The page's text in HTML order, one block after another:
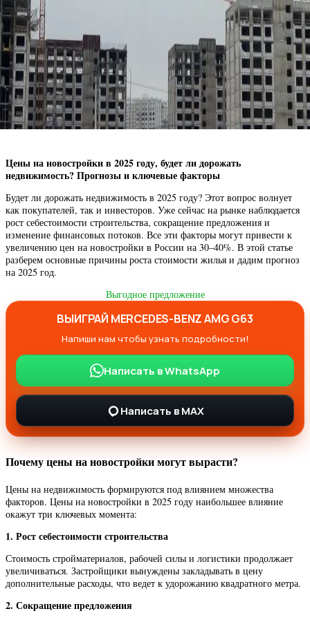
Цены на новостройки в 2025 году, будет ли дорожать
недвижимость? Прогнозы и ключевые факторы
Будет ли дорожать недвижимость в 2025 году? Этот вопрос волнует
как покупателей, так и инвесторов. Уже сейчас на рынке наблюдается
рост себестоимости строительства, сокращение предложения и
изменение финансовых потоков. Все эти факторы могут привести к
увеличению цен на новостройки в России на 30–40%. В этой статье
разберем основные причины роста стоимости жилья и дадим прогноз
на 2025 год.
Выгодное предложение
ВЫИГРАЙ MERCEDES-BENZ AMG G63
Напиши нам чтобы узнать подробности!
Написать в WhatsApp
Написать в MAX
Почему цены на новостройки могут вырасти?
Цены на недвижимость формируются под влиянием множества
факторов. Цены на новостройки в 2025 году наибольшее влияние
окажут три ключевых момента:
1. Рост себестоимости строительства
Стоимость стройматериалов, рабочей силы и логистики продолжает
увеличиваться. Застройщики вынуждены закладывать в цену
дополнительные расходы, что ведет к удорожанию квадратного метра.
2. Сокращение предложения